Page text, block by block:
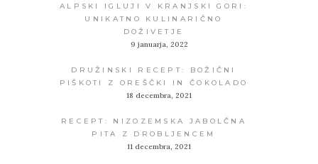
ALPSKI IGLUJI V KRANJSKI GORI:
UNIKATNO KULINARIČNO
DOŽIVETJE
9 januarja, 2022
DRUŽINSKI RECEPT: BOŽIČNI
PIŠKOTI Z OREŠČKI IN ČOKOLADO
18 decembra, 2021
RECEPT: NIZOZEMSKA JABOLČNA
PITA Z DROBLJENCEM
11 decembra, 2021